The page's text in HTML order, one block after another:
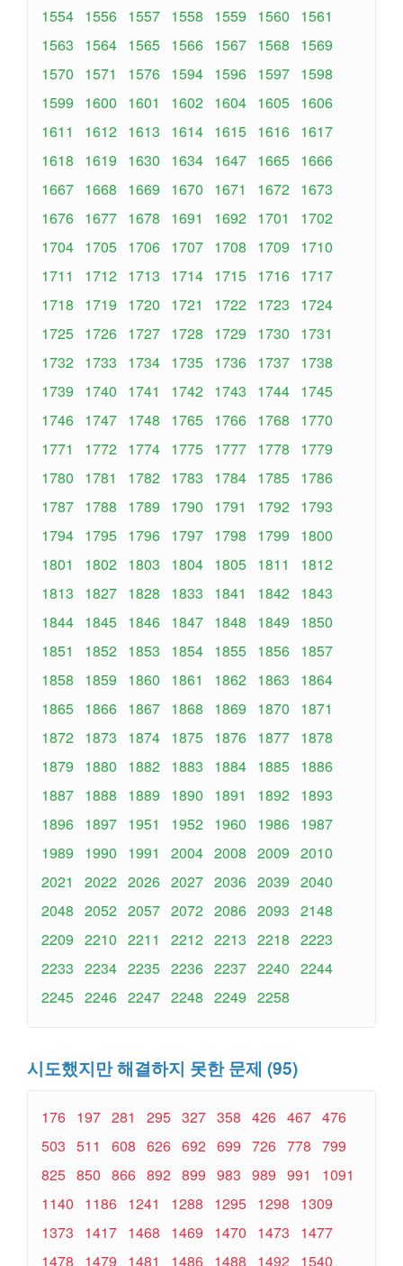
1554 1556 1557 1558 1559 1560
1561
1563
1564 1565 1566 1567 1568
1569
1570
1571 1576 1594 1596 1597 1598
1599
1600 1601 1602 1604 1605 1606
1611
1612 1613 1614 1615 1616 1617
1618
1619 1630 1634 1647 1665 1666
1667 1668 1669 1670 1671 1672 1673
1676 1677 1678 1691 1692 1701
1702
1704 1705 1706 1707 1708 1709
1710
1711
1712 1713 1714 1715 1716 1717
1718
1719 1720 1721 1722 1723
1724
1725 1726 1727 1728 1729 1730
1731
1732 1733 1734 1735 1736 1737 1738
1739
1740 1741 1742 1743 1744 1745
1746 1747 1748 1765 1766 1768
1770
1771
1772 1774 1775 1777 1778
1779
1780
1781 1782 1783 1784 1785 1786
1787 1788 1789 1790 1791 1792 1793
1794 1795 1796 1797 1798 1799
1800
1801
1802 1803 1804 1805 1811
1812
1813
1827 1828 1833 1841 1842 1843
1844 1845 1846 1847 1848 1849
1850
1851
1852 1853 1854 1855 1856 1857
1858
1859 1860 1861 1862 1863
1864
1865 1866 1867 1868 1869 1870
1871
1872 1873 1874 1875 1876 1877 1878
1879
1880 1882 1883 1884 1885 1886
1887 1888 1889 1890 1891 1892 1893
1896 1897 1951 1952 1960 1986 1987
1989
1990 1991 2004 2008 2009 2010
2021
2022 2026 2027 2036 2039 2040
2048 2052 2057 2072 2086 2093 2148
2209 2210 2211 2212 2213 2218 2223
2233 2234 2235 2236 2237 2240 2244
2245 2246 2247 2248 2249 2258
시도했지만 해결하지 못한 문제 (95)
176 197 281 295 327 358 426 467 476
503 511 608 626 692 699 726 778 799
825 850 866 892 899 983 989 991
1091
1140
1186 1241 1288 1295 1298
1309
1373
1417 1468 1469 1470 1473
1477
1478
1479 1481 1486 1488 1492 1540